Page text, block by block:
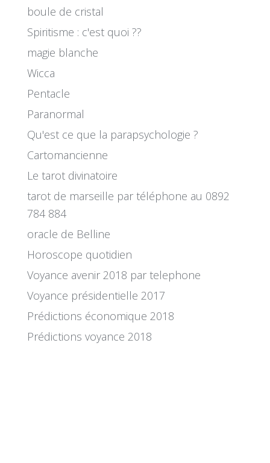
boule de cristal
Spiritisme : c'est quoi ??
magie blanche
Wicca
Pentacle
Paranormal
Qu'est ce que la parapsychologie ?
Cartomancienne
Le tarot divinatoire
tarot de marseille par téléphone au 0892
784 884
oracle de Belline
Horoscope quotidien
Voyance avenir 2018 par telephone
Voyance présidentielle 2017
Prédictions économique 2018
Prédictions voyance 2018